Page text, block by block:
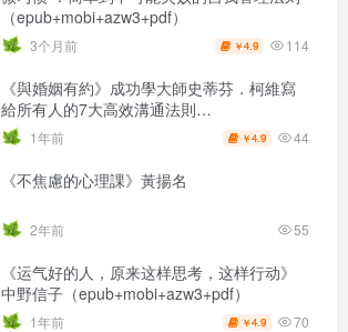
（epub+mobi+azw3+pdf）
3个月前 ￥4.9 114
《與婚姻有約》成功學大師史蒂芬．柯維寫
給所有人的7大高效溝通法則
（epub+mobi+azw3+pdf）
1年前 ￥4.9 44
《不焦慮的心理課》黃揚名
2年前 55
《运气好的人，原来这样思考，这样行动》
中野信子（epub+mobi+azw3+pdf）
1年前 ￥4.9 70